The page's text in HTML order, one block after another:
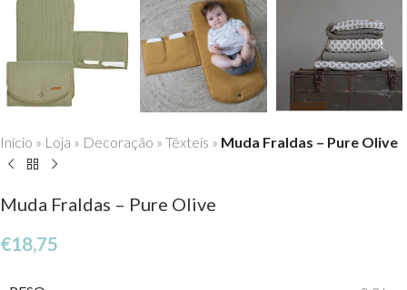
Início » Loja » Decoração » Têxteis » Muda Fraldas – Pure Olive
Muda Fraldas – Pure Olive
€18,75